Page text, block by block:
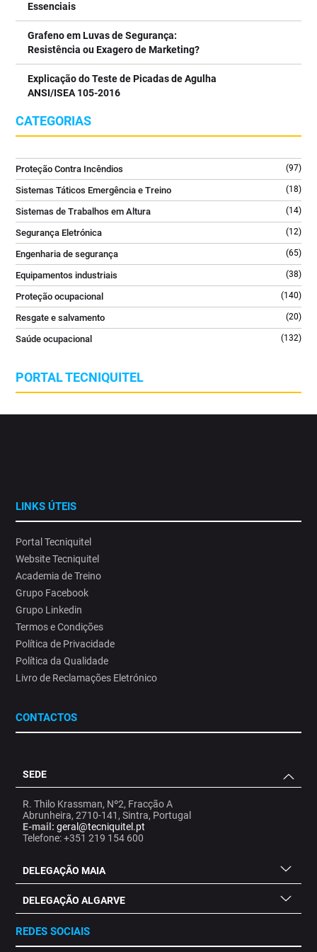
⠀⠀⠀⠀⠀⠀⠀⠀⠀⠀
Uma solução essencial para escritórios, salas técnicas, indústria
e espaços com equipamentos críticos.
⠀⠀⠀⠀⠀⠀⠀⠀⠀⠀
👉 Saiba mais no link da bio @tecniquitel
#ProteçãoContraIncendios #GLORIA
2 0
Essenciais
Grafeno em Luvas de Segurança:
Resistência ou Exagero de Marketing?
Explicação do Teste de Picadas de Agulha
ANSI/ISEA 105-2016
CATEGORIAS
Proteção Contra Incêndios (97)
Sistemas Táticos Emergência e Treino (18)
Sistemas de Trabalhos em Altura (14)
Segurança Eletrónica (12)
Engenharia de segurança (65)
Equipamentos industriais (38)
Proteção ocupacional (140)
Resgate e salvamento (20)
Saúde ocupacional (132)
PORTAL TECNIQUITEL
LINKS ÚTEIS
Portal Tecniquitel
Website Tecniquitel
Academia de Treino
Grupo Facebook
Grupo Linkedin
Termos e Condições
Política de Privacidade
Política da Qualidade
Livro de Reclamações Eletrónico
CONTACTOS
SEDE
R. Thilo Krassman, Nº2, Fracção A
Abrunheira, 2710-141, Sintra, Portugal
E-mail: geral@tecniquitel.pt
Telefone: +351 219 154 600
DELEGAÇÃO MAIA
DELEGAÇÃO ALGARVE
REDES SOCIAIS